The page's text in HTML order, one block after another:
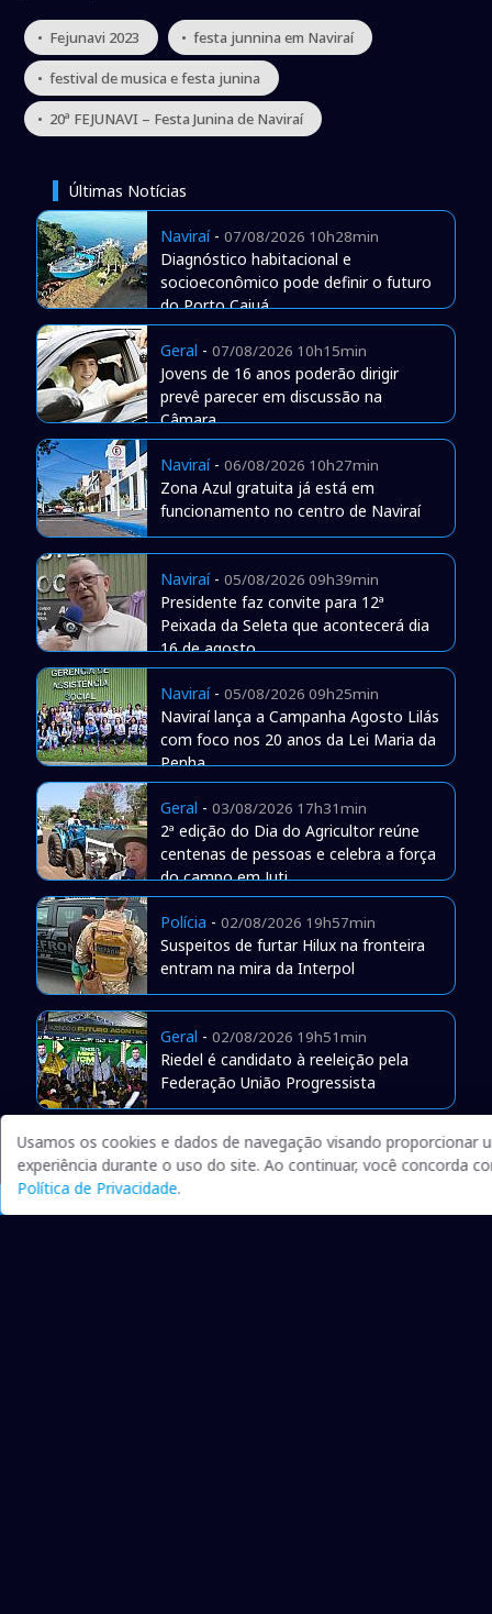
• Fejunavi 2023 • festa junnina em Naviraí
• festival de musica e festa junina
• 20ª FEJUNAVI – Festa Junina de Naviraí
Últimas Notícias
Naviraí- 07/08/2026 10h28min
Diagnóstico habitacional e
socioeconômico pode definir o futuro
do Porto Caiuá
Geral - 07/08/2026 10h15min
Jovens de 16 anos poderão dirigir
prevê parecer em discussão na
Câmara
Naviraí- 06/08/2026 10h27min
Zona Azul gratuita já está em
funcionamento no centro de Naviraí
Naviraí- 05/08/2026 09h39min
Presidente faz convite para 12ª
Peixada da Seleta que acontecerá dia
16 de agosto
Naviraí- 05/08/2026 09h25min
Naviraí lança a Campanha Agosto Lilás
com foco nos 20 anos da Lei Maria da
Penha
Geral - 03/08/2026 17h31min
2ª edição do Dia do Agricultor reúne
centenas de pessoas e celebra a força
do campo em Juti
Polícia - 02/08/2026 19h57min
Suspeitos de furtar Hilux na fronteira
entram na mira da Interpol
Geral - 02/08/2026 19h51min
Riedel é candidato à reeleição pela
Federação União Progressista
Usamos os cookies e dados de navegação visando proporcionar
experiência durante o uso do site. Ao continuar, você concorda
Política de Privacidade.